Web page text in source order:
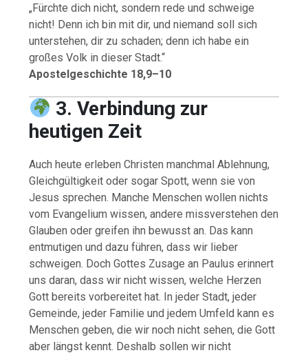
„Fürchte dich nicht, sondern rede und schweige
nicht! Denn ich bin mit dir, und niemand soll sich
unterstehen, dir zu schaden; denn ich habe ein
großes Volk in dieser Stadt.“
Apostelgeschichte 18,9–10
3. Verbindung zur
heutigen Zeit
Auch heute erleben Christen manchmal Ablehnung,
Gleichgültigkeit oder sogar Spott, wenn sie von
Jesus sprechen. Manche Menschen wollen nichts
vom Evangelium wissen, andere missverstehen den
Glauben oder greifen ihn bewusst an. Das kann
entmutigen und dazu führen, dass wir lieber
schweigen. Doch Gottes Zusage an Paulus erinnert
uns daran, dass wir nicht wissen, welche Herzen
Gott bereits vorbereitet hat. In jeder Stadt, jeder
Gemeinde, jeder Familie und jedem Umfeld kann es
Menschen geben, die wir noch nicht sehen, die Gott
aber längst kennt. Deshalb sollen wir nicht